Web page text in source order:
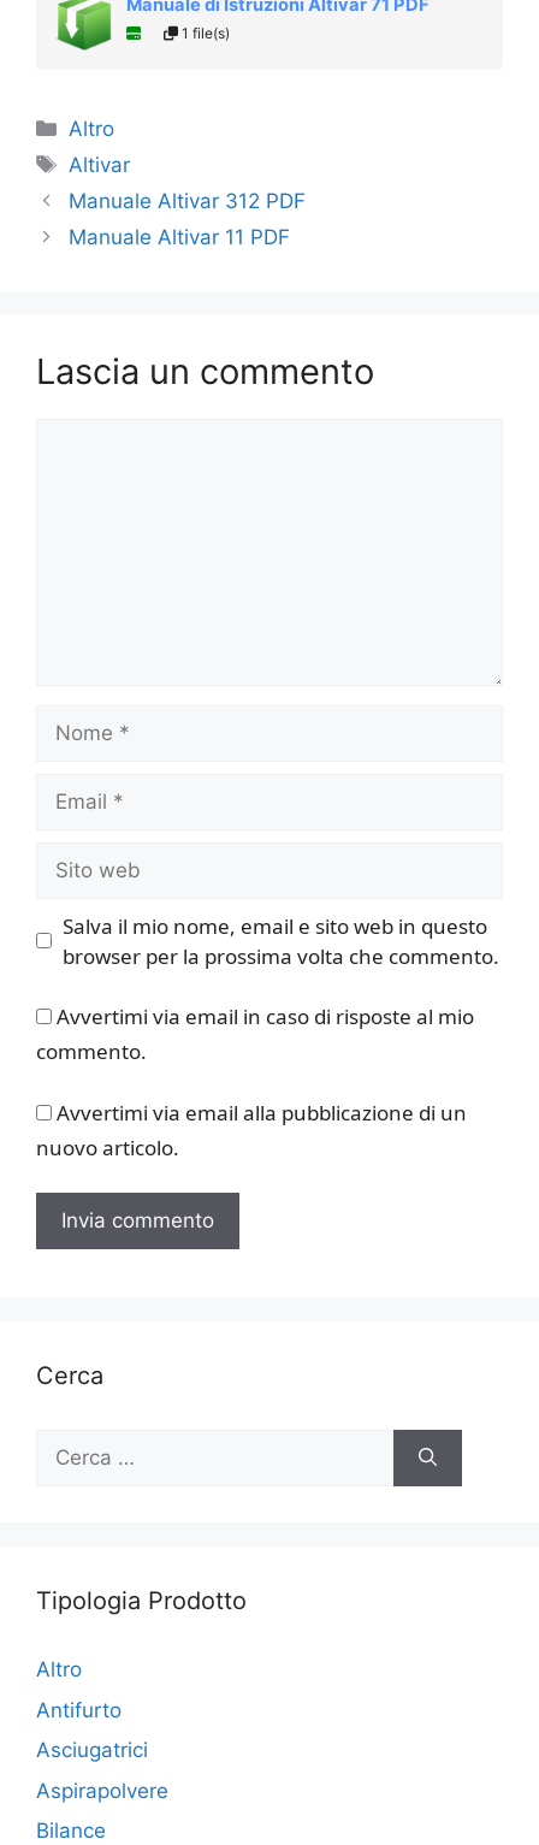
1 file(s)
Categorie
Altro
Tag
Altivar
Manuale Altivar 312 PDF
Manuale Altivar 11 PDF
Lascia un commento
web
Salva il mio nome, email e sito web in questo
browser per la prossima volta che commento.
Avvertimi via email in caso di risposte al mio
commento.
Avvertimi via email alla pubblicazione di un
nuovo articolo.
Cerca
Ricerca
Tipologia Prodotto
Altro
Antifurto
Asciugatrici
Aspirapolvere
Bilance